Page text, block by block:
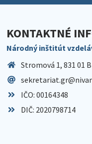
KONTAKTNÉ
Národný inštitút
Stromová 1, 831 01
IČO: 00164348
DIČ: 2020798714